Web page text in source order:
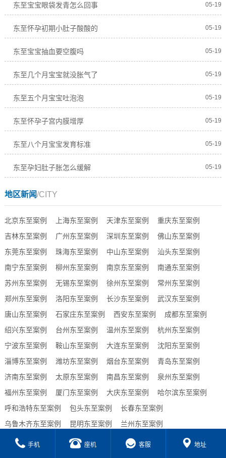
东至宝宝眼袋发青怎么回事 05-19
东至怀孕初期小肚子酸酸的 05-19
东至宝宝抽血要空腹吗 05-19
东至几个月宝宝就没胀气了 05-19
东至五个月宝宝吐泡泡 05-19
东至怀孕子宫内膜增厚 05-19
东至八个月宝宝发育标准 05-19
东至孕妇肚子胀怎么缓解 05-19
地区新闻/CITY
北京东至案例 上海东至案例 天津东至案例
重庆东至案例
吉林东至案例
广州东至案例 深圳东至案例
佛山东至案例
东莞东至案例
珠海东至案例 中山东至案例
汕头东至案例
南宁东至案例
柳州东至案例 南京东至案例
南通东至案例
苏州东至案例
无锡东至案例 徐州东至案例
常州东至案例
郑州东至案例
洛阳东至案例 长沙东至案例
武汉东至案例
唐山东至案例
石家庄东至案例 西安东至案例
成都东至案例
绍兴东至案例
台州东至案例 温州东至案例
杭州东至案例
宁波东至案例
鞍山东至案例 大连东至案例
沈阳东至案例
淄博东至案例
潍坊东至案例 烟台东至案例
青岛东至案例
济南东至案例
太原东至案例 南昌东至案例
泉州东至案例
福州东至案例
厦门东至案例 大庆东至案例
哈尔滨东至案例
呼和浩特东至案例
包头东至案例
长春东至案例
乌鲁木齐东至案例
昆明东至案例
兰州东至案例
贵阳东至案例
合肥东至案例 西宁东至案例 海口东至案例
手机 座机 客服 地址